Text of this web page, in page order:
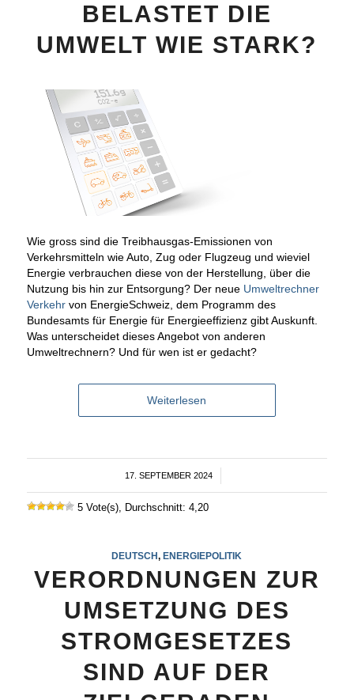
BELASTET DIE
UMWELT WIE STARK?
Wie gross sind die Treibhausgas-Emissionen von
Verkehrsmitteln wie Auto, Zug oder Flugzeug und wieviel
Energie verbrauchen diese von der Herstellung, über die
Nutzung bis hin zur Entsorgung? Der neue Umweltrechner
Verkehrvon EnergieSchweiz, dem Programm des
Bundesamts für Energie für Energieeffizienz gibt Auskunft.
Was unterscheidet dieses Angebot von anderen
Umweltrechnern? Und für wen ist er gedacht?
Weiterlesen
17. SEPTEMBER 2024
/
5 Vote(s), Durchschnitt: 4,20
DEUTSCH, ENERGIEPOLITIK
VERORDNUNGEN ZUR
UMSETZUNG DES
STROMGESETZES
SIND AUF DER